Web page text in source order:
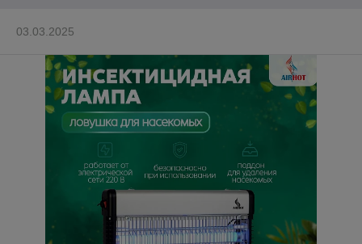
03.03.2025